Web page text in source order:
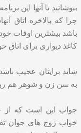
بپوشانید یا آنها این
چرا که بالاخره اتاق
باشد بیشترین اوقات
کاغذ دیواری برای اتاق
شاید برایتان عجیب
به سن زن و شوهر هم
جواب این است که از
خواب زوج های جوان